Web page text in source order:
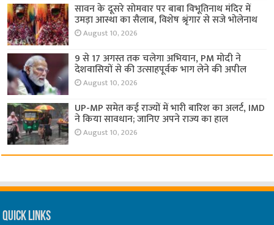
सावन के दूसरे सोमवार पर बाबा विभूतिनाथ मंदिर में
उमड़ा आस्था का सैलाब, विशेष श्रृंगार से सजे भोलेनाथ
August 10, 2026
9 से 17 अगस्त तक चलेगा अभियान, PM मोदी ने
देशवासियों से की उत्साहपूर्वक भाग लेने की अपील
August 10, 2026
UP-MP समेत कई राज्यों में भारी बारिश का अलर्ट, IMD
ने किया सावधान; जानिए अपने राज्य का हाल
August 10, 2026
Quick Links